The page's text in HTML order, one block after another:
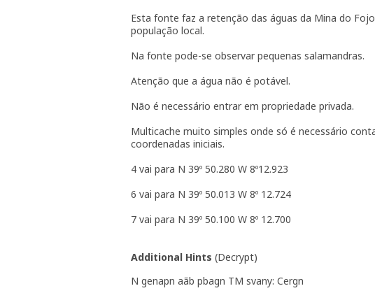
Esta fonte faz a retenção das águas da Mina do
população local.
Na fonte pode-se observar pequenas salamandras.
Atenção que a água não é potável.
Não é necessário entrar em propriedade privada.
Multicache muito simples onde só é necessário
coordenadas iniciais.
4 vai para N 39º 50.280 W 8º12.923
6 vai para N 39º 50.013 W 8º 12.724
7 vai para N 39º 50.100 W 8º 12.700
Additional Hints (Decrypt)
N genapn aãb pbagn TM svany: Cergn